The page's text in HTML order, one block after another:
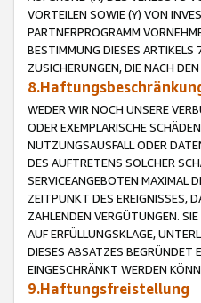
VORTEILEN SOWIE (Y) VON
PARTNERPROGRAMM
BESTIMMUNG DIESES ARTIKELS
ZUSICHERUNGEN, DIE NACH
WEDER WIR NOCH UNSERE
ODER EXEMPLARISCHE
NUTZUNGSAUSFALL ODER
DES AUFTRETENS SOLCHER
SERVICEANGEBOTEN MAXIMAL
ZEITPUNKT DES EREIGNISSES,
ZAHLENDEN VERGÜTUNGEN.
AUF ERFÜLLUNGSKLAGE,
DIESES ABSATZES BEGRÜNDET
EINGESCHRÄNKT WERDEN
9.Haftungsfreistellung